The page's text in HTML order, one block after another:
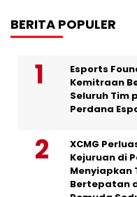
BERITA POPULER
Esports
Kemitraan
Seluruh Tim
Perdana
XCMG
Kejuruan di
Menyiapkan
Bertepatan